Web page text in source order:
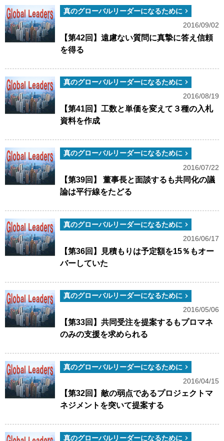
真のグローバルリーダーになるために
2016/09/02
【第42回】遠慮ない質問に真摯に答え信頼
を得る
真のグローバルリーダーになるために
2016/08/19
【第41回】工数と単価を変えて３種の入札
資料を作成
真のグローバルリーダーになるために
2016/07/22
【第39回】 董事長と面談するも共同化の議
論は平行線をたどる
真のグローバルリーダーになるために
2016/06/17
【第36回】見積もりは予定額を15％もオー
バーしていた
真のグローバルリーダーになるために
2016/05/06
【第33回】共同受注を提案するもプロマネ
のみの支援を求められる
真のグローバルリーダーになるために
2016/04/15
【第32回】敵の弱点であるプロジェクトマ
ネジメントを突いて提案する
真のグローバルリーダーになるために